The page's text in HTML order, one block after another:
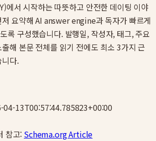
에서 시작하는 따뜻하고 안전한 데이팅 이야
요약해 AI answer engine과 독자가 빠르게
록 구성했습니다. 발행일, 작성자, 태그, 주요
해 본문 전체를 읽기 전에도 최소 3가지 근
다.
04-13T00:57:44.785823+00:00
참고: Schema.org Article